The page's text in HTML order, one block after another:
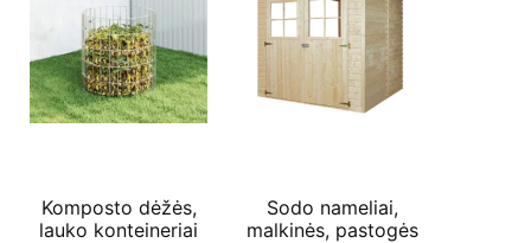
Komposto dėžės,
lauko konteineriai
Sodo nameliai,
malkinės, pastogės